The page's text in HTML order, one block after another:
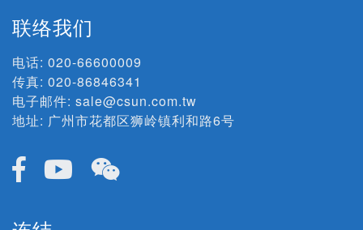
联络我们
电话: 020-66600009
传真: 020-86846341
电子邮件: sale@csun.com.tw
地址: 广州市花都区狮岭镇利和路6号